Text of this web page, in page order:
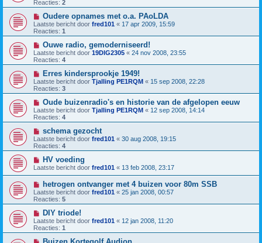
Reacties: 2
Oudere opnames met o.a. PAoLDA
Laatste bericht door fred101 « 17 apr 2009, 15:59
Reacties: 1
Ouwe radio, gemoderniseerd!
Laatste bericht door 19DIG2305 « 24 nov 2008, 23:55
Reacties: 4
Erres kindersprookje 1949!
Laatste bericht door Tjalling PE1RQM « 15 sep 2008, 22:28
Reacties: 3
Oude buizenradio's en historie van de afgelopen eeuw
Laatste bericht door Tjalling PE1RQM « 12 sep 2008, 14:14
Reacties: 4
schema gezocht
Laatste bericht door fred101 « 30 aug 2008, 19:15
Reacties: 4
HV voeding
Laatste bericht door fred101 « 13 feb 2008, 23:17
hetrogen ontvanger met 4 buizen voor 80m SSB
Laatste bericht door fred101 « 25 jan 2008, 00:57
Reacties: 5
DIY triode!
Laatste bericht door fred101 « 12 jan 2008, 11:20
Reacties: 1